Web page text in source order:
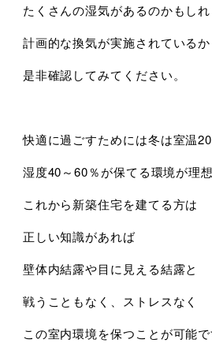
たくさんの湿気があるのかもしれ
計画的な換気が実施されているか
是非確認してみてください。
快適に過ごすためには冬は室温
湿度40～60％が保てる環境が理想
これから新築住宅を建てる方は
正しい知識があれば
壁体内結露や目に見える結露と
戦うこともなく、ストレスなく
この室内環境を保つことが可能で